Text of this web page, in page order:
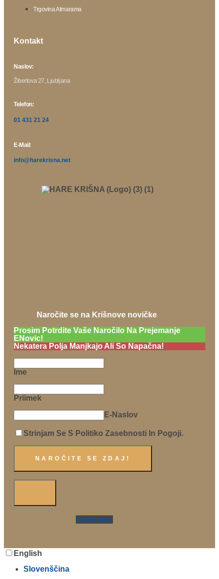
Trgovina Atmarama
Kontakt
Naslov:
Žibertova 27, Ljubljana
Telefon:
01 431 21 24
E-Mail:
info@harekrisna.net
Naročite se na Krišnove novičke
Prosim Potrdite Vaše Naročilo Na Prejemanje
ENovic!
Nekatera Polja Manjkajo Ali So Napačna!
Ime
Priimek
E-Naslov
Strinjam Se S Politiko Zasebnosti In Pogoji.
Facebook
English
Slovenščina